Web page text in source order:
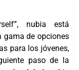
nubia está
gama de opciones
para los jóvenes,
paso de la